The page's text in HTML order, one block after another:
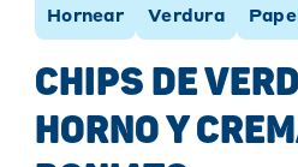
Hornear Verdura
CHIPS DE
HORNO Y